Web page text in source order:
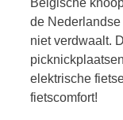
de
niet verdwaalt.
elektrische
fietscomfort!